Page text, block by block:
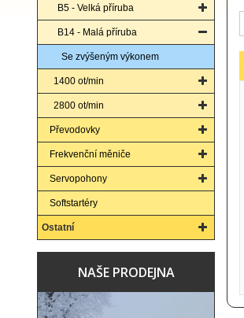
B5 - Velká příruba
B14 - Malá příruba
Se zvýšeným výkonem
1400 ot/min
2800 ot/min
Převodovky
Frekvenční měniče
Servopohony
Softstartéry
Ostatní
NAŠE PRODEJNA